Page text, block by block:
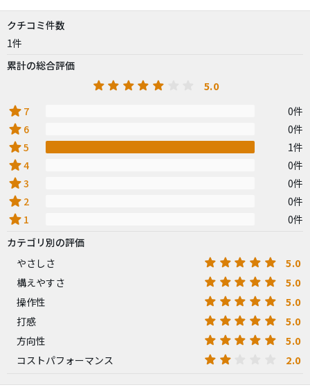
クチコミ件数
1件
累計の総合評価
5.0
star 7 0件
star 6 0件
star5 1件
star4 0件
star3 0件
star 2 0件
star 1
0件
カテゴリ別の評価
やさしさ
5.0
構えやすさ 5.0
操作性 5.0
打感 5.0
方向性 5.0
コストパフォーマンス 2.0